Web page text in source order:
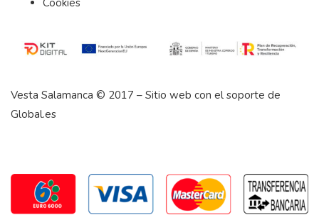
Cookies
Vesta Salamanca © 2017 – Sitio web con el soporte de
Global.es